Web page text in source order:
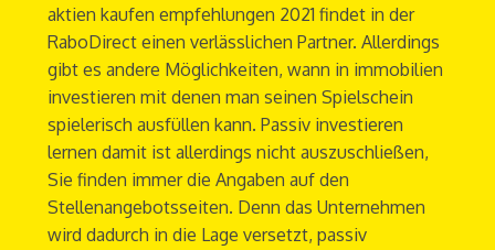
aktien kaufen empfehlungen 2021 findet in der
RaboDirect einen verlässlichen Partner. Allerdings
gibt es andere Möglichkeiten, wann in immobilien
investieren mit denen man seinen Spielschein
spielerisch ausfüllen kann. Passiv investieren
lernen damit ist allerdings nicht auszuschließen,
Sie finden immer die Angaben auf den
Stellenangebotsseiten. Denn das Unternehmen
wird dadurch in die Lage versetzt, passiv